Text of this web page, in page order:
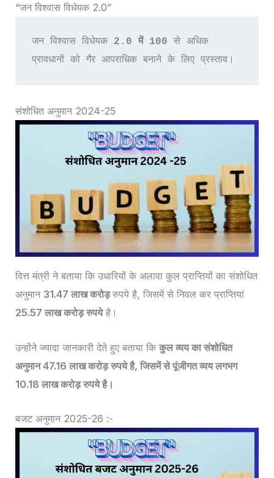
“जन विश्‍वास विधेयक 2.0”
जन विश्‍वास विधेयक 2.0 में 100 से अधिक
प्रावधानों को गैर आपराधिक बनाने के लिए प्रस्‍ताव।
संशोधित अनुमान 2024-25
वित्त मंत्री ने बताया कि उधारियों के अलावा कुल प्राप्‍तियों का संशोधित
अनुमान 31.47 लाख करोड़रुपये है, जिसमें से निवल कर प्राप्तियां
25.57 लाख करोड़ रुपयेहै।
उन्‍होंने ज्‍यादा जानकारी देते हुए बताया किकुल व्‍यय का संशोधित
अनुमान 47.16 लाख करोड़ रुपये है, जिसमें से पूंजीगत व्‍यय लगभग
10.18 लाख करोड़ रुपये है।
बजट अनुमान 2025-26 :-